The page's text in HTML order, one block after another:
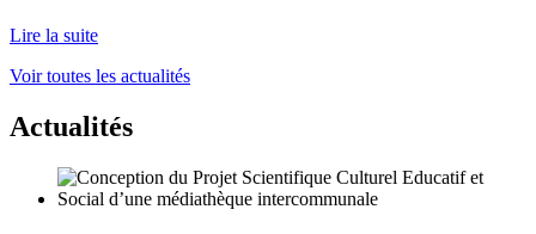
Lire la suite
Voir toutes les actualités
Actualités